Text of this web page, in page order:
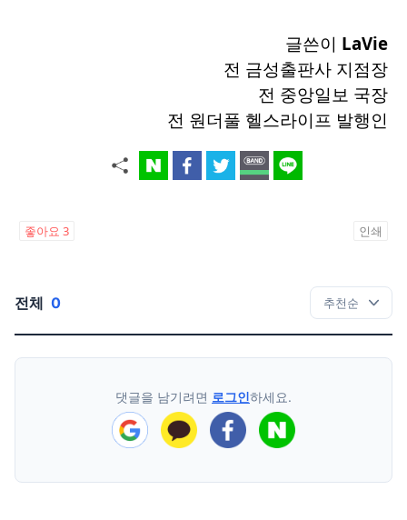
글쓴이 LaVie
전 금성출판사 지점장
전 중앙일보 국장
전 원더풀 헬스라이프 발행인
좋아요 3 인쇄
전체 0
댓글을 남기려면 로그인하세요.